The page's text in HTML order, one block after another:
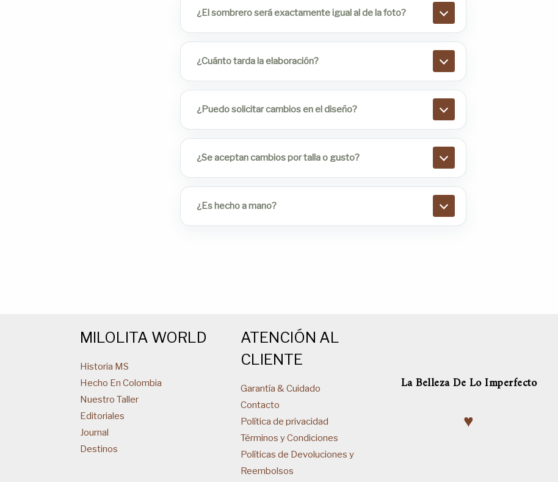
¿El sombrero será exactamente igual al de la foto?
¿Cuánto tarda la elaboración?
¿Puedo solicitar cambios en el diseño?
¿Se aceptan cambios por talla o gusto?
¿Es hecho a mano?
MILOLITA WORLD
Historia MS
Hecho En Colombia
Nuestro Taller
Editoriales
Journal
Destinos
ATENCIÓN AL
CLIENTE
Garantía & Cuidado
Contacto
Política de privacidad
Términos y Condiciones
Políticas de Devoluciones y
Reembolsos
La Belleza De Lo Imperfecto
♥